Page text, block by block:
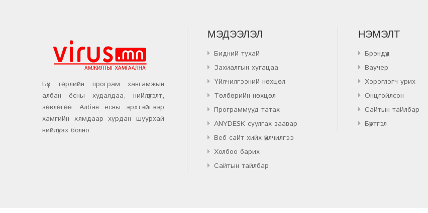
Бүх төрлийн програм хангамжын
албан ёсны худалдаа, нийлүүлэлт,
зөвлөгөө. Албан ёсны эрхтэйгээр
хамгийн хямдаар хурдан шуурхай
нийлүүлэх болно.
МЭДЭЭЛЭЛ
Бидний тухай
Захиалгын хугацаа
Үйлчилгээний нөхцөл
Төлбөрийн нөхцөл
Программууд татах
ANYDESK суулгах заавар
Веб сайт хийх үйлчилгээ
Холбоо барих
Сайтын тайлбар
НЭМЭЛТ
Брэндүүд
Ваучер
Хэрэглэгч урих
Онцгойлсон
Сайтын тайлбар
Бүртгэл